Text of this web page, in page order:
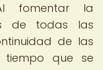
fomentar la
de todas las
de las
tiempo que se